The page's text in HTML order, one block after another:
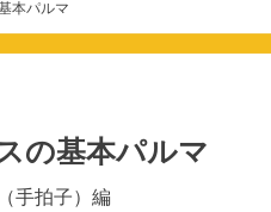
本パルマ
の基本パルマ
手拍子）編